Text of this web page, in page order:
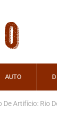
AUTO
De Artifício: Rio